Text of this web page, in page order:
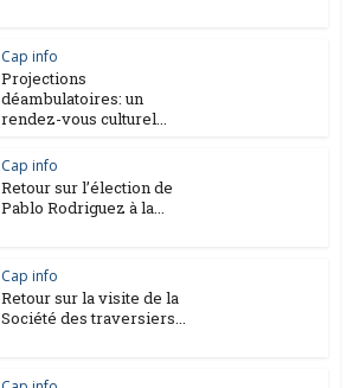
Cap info
Projections
déambulatoires: un
rendez-vous culturel...
Cap info
Retour sur l’élection de
Pablo Rodriguez à la...
Cap info
Retour sur la visite de la
Société des traversiers...